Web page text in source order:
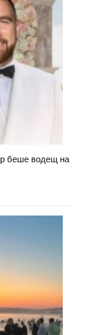
беше водещ на